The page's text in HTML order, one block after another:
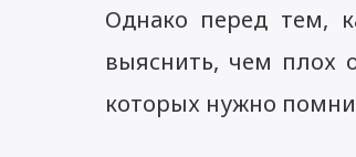
Однако перед тем,
выяснить, чем плох
которых нужно